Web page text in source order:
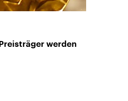
Preisträger werden